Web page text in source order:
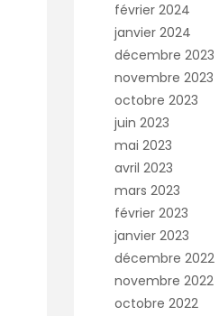
février 2024
janvier 2024
décembre 2023
novembre 2023
octobre 2023
juin 2023
mai 2023
avril 2023
mars 2023
février 2023
janvier 2023
décembre 2022
novembre 2022
octobre 2022